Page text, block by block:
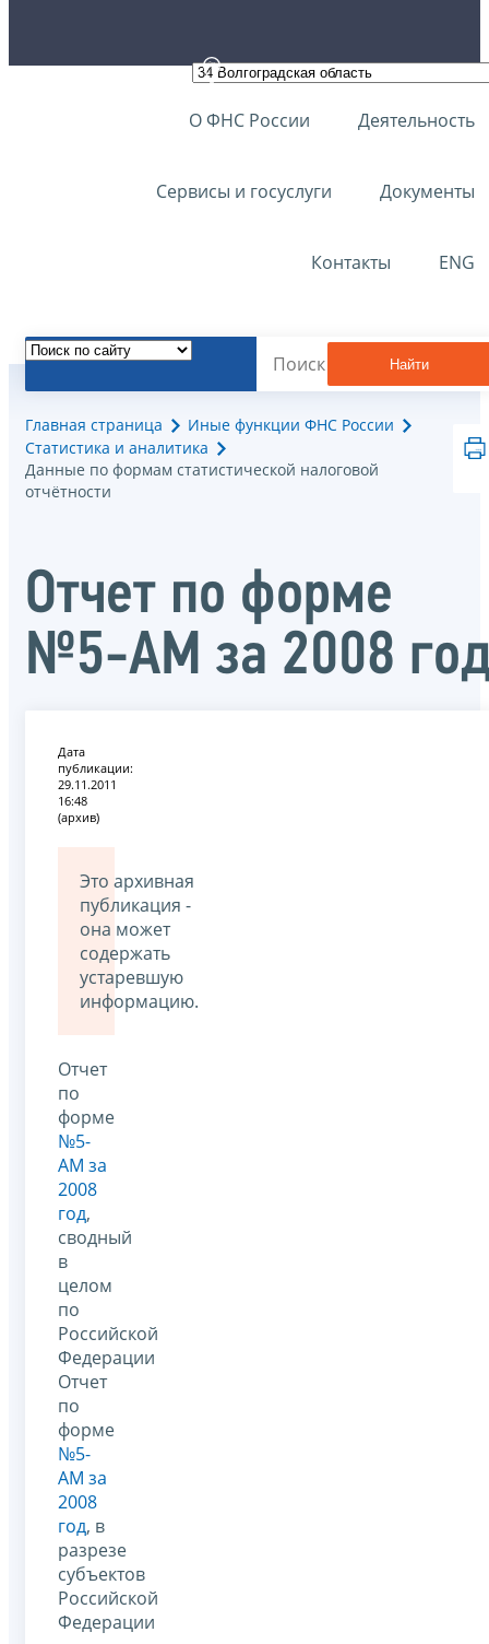
О ФНС России Деятельность
Сервисы и госуслуги Документы
Контакты ENG
Найти
Главная страница
Иные функции ФНС России
Статистика и аналитика
Данные по формам статистической налоговой
отчётности
Отчет по форме
№5-АМ за 2008
Дата
публикации:
29.11.2011
16:48
(архив)
Это архивная
публикация -
она может
содержать
устаревшую
информацию.
Отчет
по
форме
№5-
АМ за
2008
год,
сводный
в
целом
по
Российской
Федерации
Отчет
по
форме
№5-
АМ за
2008
год, в
разрезе
субъектов
Российской
Федерации